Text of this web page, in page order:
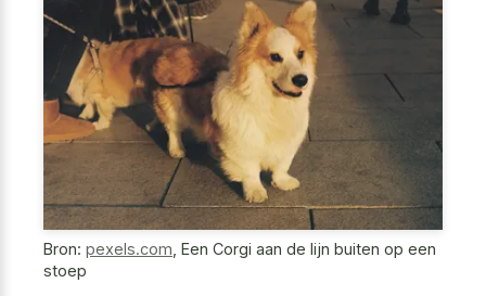
Bron: pexels.com Een Corgi aan de lijn buiten op een
stoep